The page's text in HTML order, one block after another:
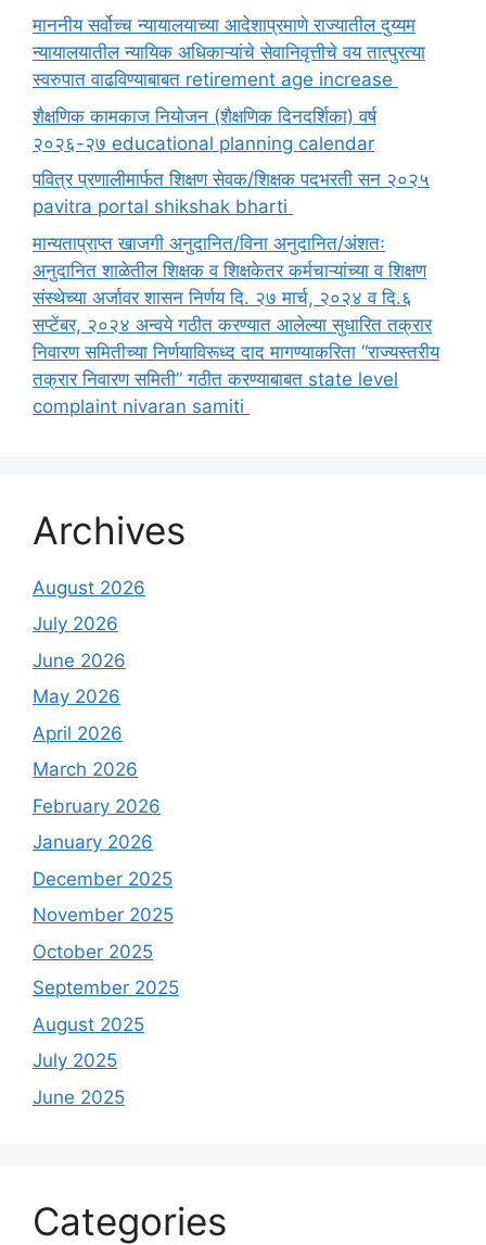
माननीय सर्वोच्च न्यायालयाच्या आदेशाप्रमाणे राज्यातील दुय्यम
न्यायालयातील न्यायिक अधिकाऱ्यांचे सेवानिवृत्तीचे वय तात्पुरत्या
स्वरुपात वाढविण्याबाबत retirement age increase
शैक्षणिक कामकाज नियोजन (शैक्षणिक दिनदर्शिका) वर्ष
२०२६-२७ educational planning calendar
पवित्र प्रणालीमार्फत शिक्षण सेवक/शिक्षक पदभरती सन २०२५
pavitra portal shikshak bharti
मान्यताप्राप्त खाजगी अनुदानित/विना अनुदानित/अंशतः
अनुदानित शाळेतील शिक्षक व शिक्षकेतर कर्मचाऱ्यांच्या व शिक्षण
संस्थेच्या अर्जावर शासन निर्णय दि. २७ मार्च, २०२४ व दि.६
सप्टेंबर, २०२४ अन्वये गठीत करण्यात आलेल्या सुधारित तक्रार
निवारण समितीच्या निर्णयाविरूध्द दाद मागण्याकरिता “राज्यस्तरीय
तक्रार निवारण समिती” गठीत करण्याबाबत state level
complaint nivaran samiti
Archives
August 2026
July 2026
June 2026
May 2026
April 2026
March 2026
February 2026
January 2026
December 2025
November 2025
October 2025
September 2025
August 2025
July 2025
June 2025
Categories